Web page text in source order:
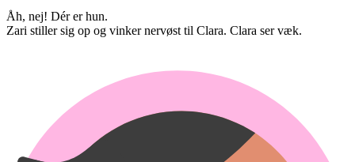
Åh, nej! Dér er hun.
Zari stiller sig op og vinker nervøst til Clara. Clara ser væk.